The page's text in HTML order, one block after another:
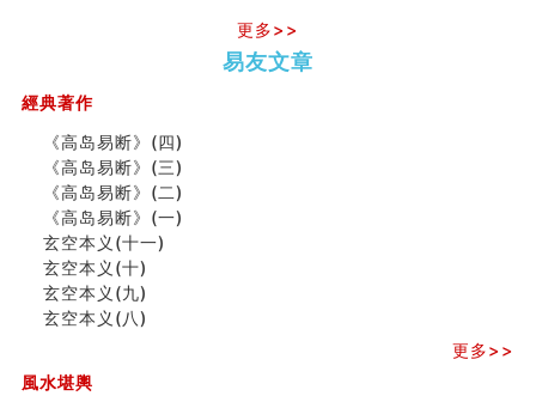
二0
(马)
二
二0
二
六
(马)
二
二○
二
六
(马)
二○
势概述
（下）
势概述
（上）
風
更多>>
易友文章
經典著作
《高岛易断》(四)
《高岛易断》(三)
《高岛易断》(二)
《高岛易断》(一)
玄空本义(十一)
玄空本义(十)
玄空本义(九)
玄空本义(八)
更多>>
風水堪輿